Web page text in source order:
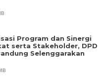
Program dan Sinergi
serta Stakeholder, DPD
Selenggarakan